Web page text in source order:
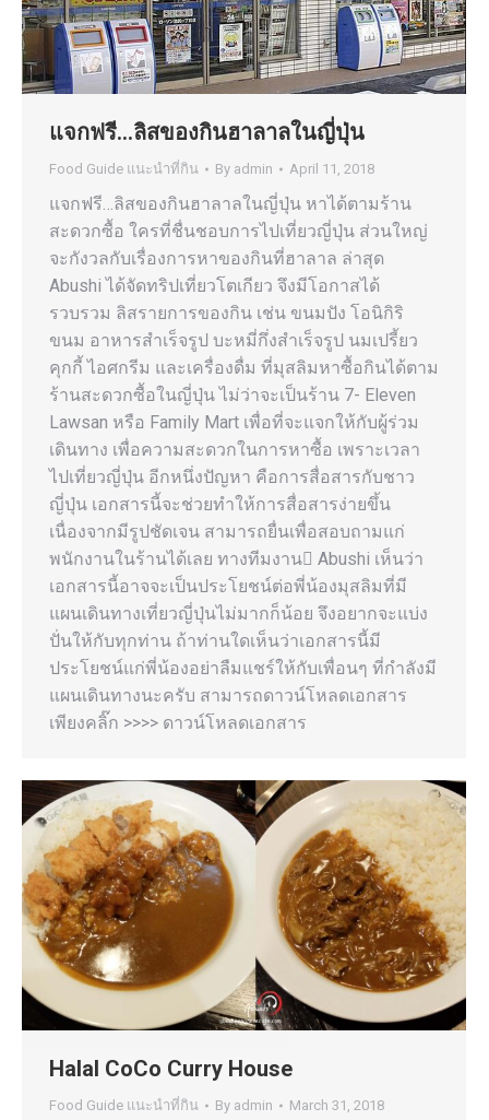
แจกฟรี…ลิสของกินฮาลาลในญี่ปุ่น
Food Guide แนะนำที่กิน By admin April 11, 2018
แจกฟรี…ลิสของกินฮาลาลในญี่ปุ่น หาได้ตามร้าน
สะดวกซื้อ ใครที่ชื่นชอบการไปเที่ยวญี่ปุ่น ส่วนใหญ่
จะกังวลกับเรื่องการหาของกินที่ฮาลาล ล่าสุด
Abushi ได้จัดทริปเที่ยวโตเกียว จึงมีโอกาสได้
รวบรวม ลิสรายการของกิน เช่น ขนมปัง โอนิกิริ
ขนม อาหารสำเร็จรูป บะหมี่กึ่งสำเร็จรูป นมเปรี้ยว
คุกกี้ ไอศกรีม และเครื่องดื่ม ที่มุสลิมหาซื้อกินได้ตาม
ร้านสะดวกซื้อในญี่ปุ่น ไม่ว่าจะเป็นร้าน 7- Eleven
Lawsan หรือ Family Mart เพื่อที่จะแจกให้กับผู้ร่วม
เดินทาง เพื่อความสะดวกในการหาซื้อ เพราะเวลา
ไปเที่ยวญี่ปุ่น อีกหนึ่งปัญหา คือการสื่อสารกับชาว
ญี่ปุ่น เอกสารนี้จะช่วยทำให้การสื่อสารง่ายขึ้น
เนื่องจากมีรูปชัดเจน สามารถยื่นเพื่อสอบถามแก่
พนักงานในร้านได้เลย ทางทีมงาน ِAbushi เห็นว่า
เอกสารนี้อาจจะเป็นประโยชน์ต่อพี่น้องมุสลิมที่มี
แผนเดินทางเที่ยวญี่ปุ่นไม่มากก็น้อย จึงอยากจะแบ่ง
ปั่นให้กับทุกท่าน ถ้าท่านใดเห็นว่าเอกสารนี้มี
ประโยชน์แก่พี่น้องอย่าลืมแชร์ให้กับเพื่อนๆ ที่กำลังมี
แผนเดินทางนะครับ สามารถดาวน์โหลดเอกสาร
เพียงคลิ๊ก >>>> ดาวน์โหลดเอกสาร
Halal CoCo Curry House
Food Guide แนะนำที่กิน By admin March 31, 2018